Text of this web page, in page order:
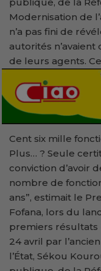
Modernisation de
n’a pas fini de
autorités
de leurs agents.
Cent six mille
Plus… ? Seule
conviction d’avoir
nombre de
ans”, estimait le
Fofana, lors du
premiers résultats
24 avril par
l’État, Sékou